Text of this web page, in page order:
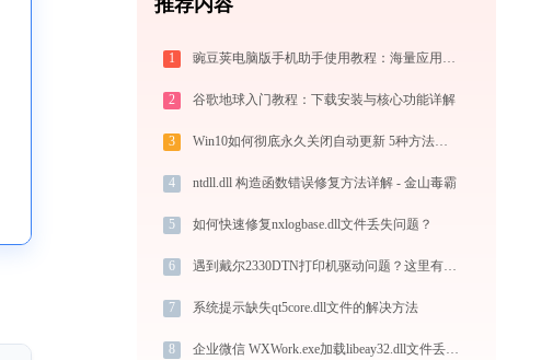
推荐内容
1 豌豆荚电脑版手机助手使用教程：海量应用一键发掘，电脑轻松管理安卓手机
2 谷歌地球入门教程：下载安装与核心功能详解
3 Win10如何彻底永久关闭自动更新 5种方法教你永久关闭win10自动更新
4 ntdll.dll 构造函数错误修复方法详解 - 金山毒霸
5 如何快速修复nxlogbase.dll文件丢失问题？
6 遇到戴尔2330DTN打印机驱动问题？这里有最全的下载及安装指导
7 系统提示缺失qt5core.dll文件的解决方法
8 企业微信 WXWork.exe加载libeay32.dll文件丢失处理办法